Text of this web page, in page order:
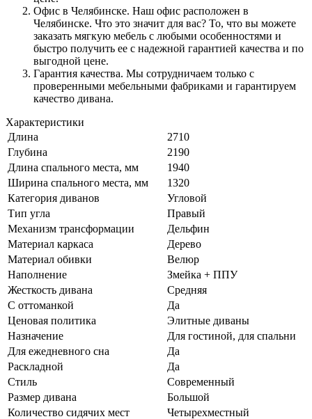
Офис в Челябинске. Наш офис расположен в
Челябинске. Что это значит для вас? То, что вы можете
заказать мягкую мебель с любыми особенностями и
быстро получить ее с надежной гарантией качества и по
выгодной цене.
Гарантия качества. Мы сотрудничаем только с
проверенными мебельными фабриками и гарантируем
качество дивана.
Характеристики
Длина
2710
Глубина
2190
Длина спального места, мм
1940
Ширина спального места, мм
1320
Категория диванов
Угловой
Тип угла
Правый
Механизм трансформации
Дельфин
Материал каркаса
Дерево
Материал обивки
Велюр
Наполнение
Змейка + ППУ
Жесткость дивана
Средняя
С оттоманкой
Да
Ценовая политика
Элитные диваны
Назначение
Для гостиной, для спальни
Для ежедневного сна
Да
Раскладной
Да
Стиль
Современный
Размер дивана
Большой
Количество сидячих мест
Четырехместный